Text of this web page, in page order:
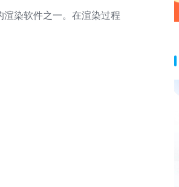
染软件之一。在渲染过程